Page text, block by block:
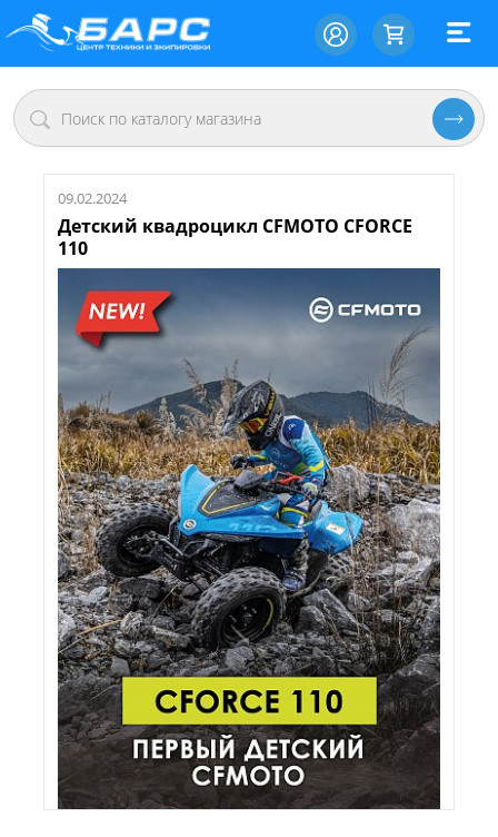
09.02.2024
Детский квадроцикл CFMOTO CFORCE
110